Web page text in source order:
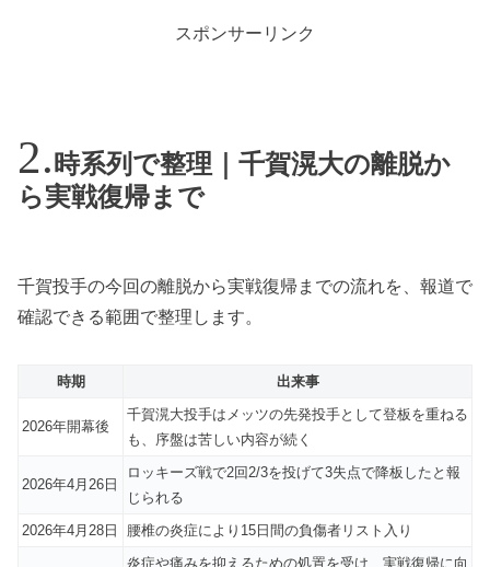
スポンサーリンク
時系列で整理｜千賀滉大の離脱か
ら実戦復帰まで
千賀投手の今回の離脱から実戦復帰までの流れを、報道で
確認できる範囲で整理します。
時期 出来事
2026年開幕後
千賀滉大投手はメッツの先発投手として登板を重ねる
も、序盤は苦しい内容が続く
2026年4月26日
ロッキーズ戦で2回2/3を投げて3失点で降板したと報
じられる
2026年4月28日
腰椎の炎症により15日間の負傷者リスト入り
炎症や痛みを抑えるための処置を受け、実戦復帰に向